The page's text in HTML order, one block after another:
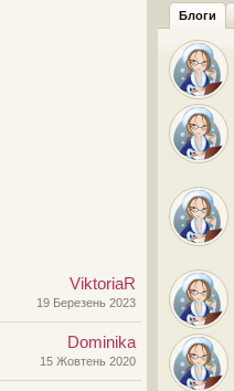
ViktoriaR
19 Березень 2023
Dominika
15 Жовтень 2020
Блоги